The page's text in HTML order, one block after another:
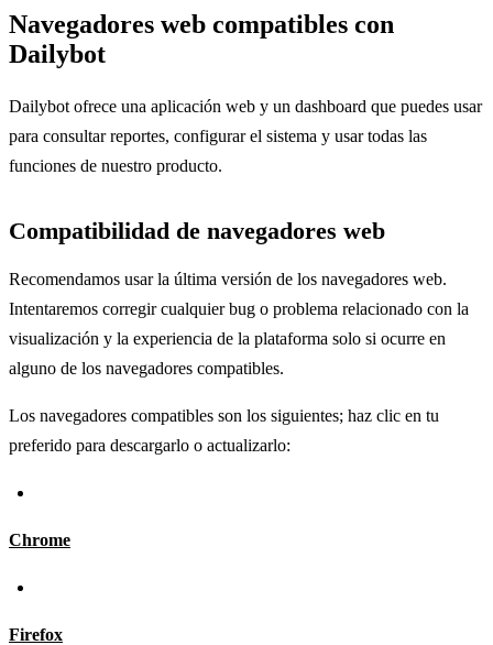
Navegadores web compatibles con
Dailybot
Dailybot ofrece una aplicación web y un dashboard que puedes usar
para consultar reportes, configurar el sistema y usar todas las
funciones de nuestro producto.
Compatibilidad de navegadores web
Recomendamos usar la última versión de los navegadores web.
Intentaremos corregir cualquier bug o problema relacionado con la
visualización y la experiencia de la plataforma solo si ocurre en
alguno de los navegadores compatibles.
Los navegadores compatibles son los siguientes; haz clic en tu
preferido para descargarlo o actualizarlo:
Chrome
Firefox